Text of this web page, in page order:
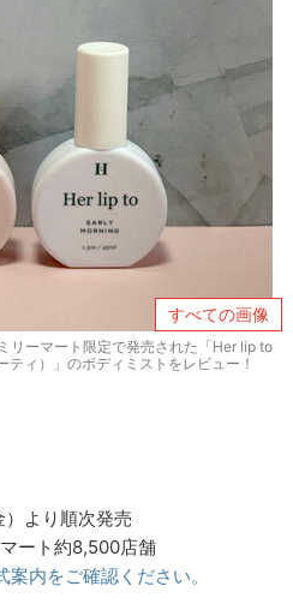
すべての画像
リーマート限定で発売された「Her lip to
ィ）」のボディミストをレビュー！
より順次発売
ート約8,500店舗
内をご確認ください。